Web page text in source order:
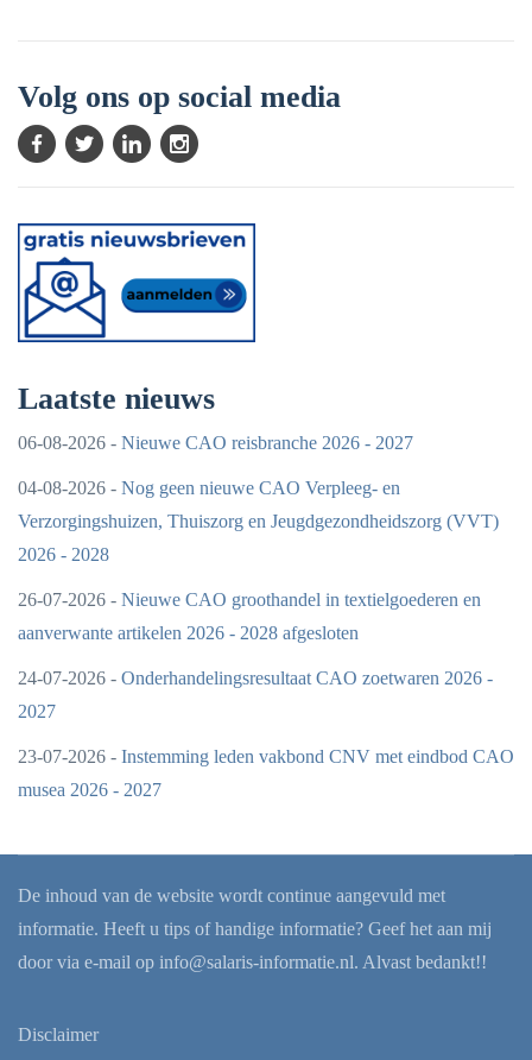
Volg ons op social media
Laatste nieuws
06-08-2026 - Nieuwe CAO reisbranche 2026 - 2027
04-08-2026 - Nog geen nieuwe CAO Verpleeg- en
Verzorgingshuizen, Thuiszorg en Jeugdgezondheidszorg (VVT)
2026 - 2028
26-07-2026 - Nieuwe CAO groothandel in textielgoederen en
aanverwante artikelen 2026 - 2028 afgesloten
24-07-2026 - Onderhandelingsresultaat CAO zoetwaren 2026 -
2027
23-07-2026 - Instemming leden vakbond CNV met eindbod CAO
musea 2026 - 2027
De inhoud van de website wordt continue aangevuld met
informatie. Heeft u tips of handige informatie? Geef het aan mij
door via e-mail op info@salaris-informatie.nl. Alvast bedankt!!
Disclaimer